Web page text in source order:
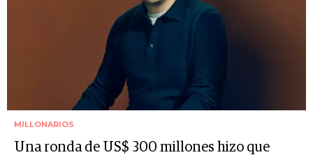
MILLONARIOS
Una ronda de US$ 300 millones hizo que